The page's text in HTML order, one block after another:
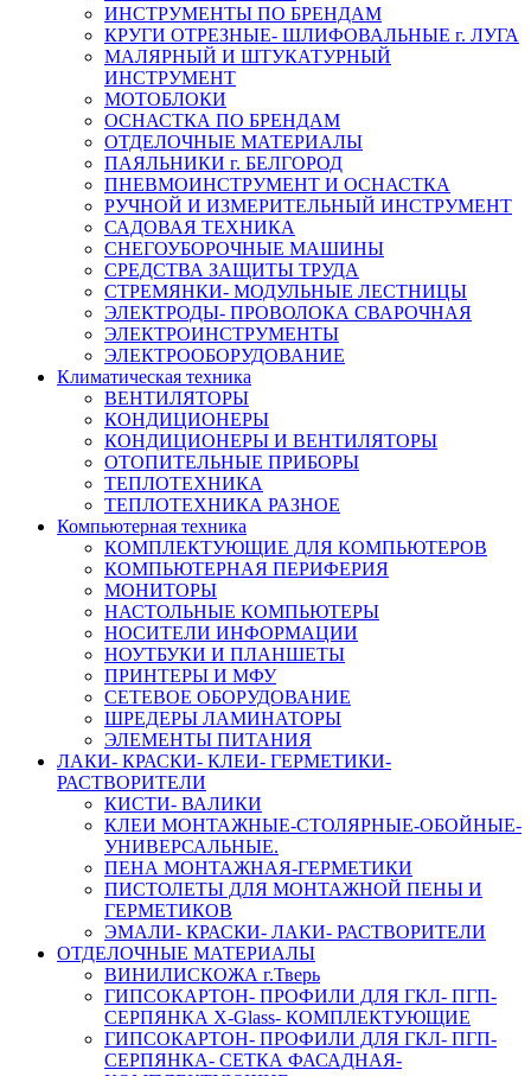
ИНСТРУМЕНТЫ ПО БРЕНДАМ
КРУГИ ОТРЕЗНЫЕ- ШЛИФОВАЛЬНЫЕ г. ЛУГА
МАЛЯРНЫЙ И ШТУКАТУРНЫЙ
ИНСТРУМЕНТ
МОТОБЛОКИ
ОСНАСТКА ПО БРЕНДАМ
ОТДЕЛОЧНЫЕ МАТЕРИАЛЫ
ПАЯЛЬНИКИ г. БЕЛГОРОД
ПНЕВМОИНСТРУМЕНТ И ОСНАСТКА
РУЧНОЙ И ИЗМЕРИТЕЛЬНЫЙ ИНСТРУМЕНТ
САДОВАЯ ТЕХНИКА
СНЕГОУБОРОЧНЫЕ МАШИНЫ
СРЕДСТВА ЗАЩИТЫ ТРУДА
СТРЕМЯНКИ- МОДУЛЬНЫЕ ЛЕСТНИЦЫ
ЭЛЕКТРОДЫ- ПРОВОЛОКА СВАРОЧНАЯ
ЭЛЕКТРОИНСТРУМЕНТЫ
ЭЛЕКТРООБОРУДОВАНИЕ
Климатическая техника
ВЕНТИЛЯТОРЫ
КОНДИЦИОНЕРЫ
КОНДИЦИОНЕРЫ И ВЕНТИЛЯТОРЫ
ОТОПИТЕЛЬНЫЕ ПРИБОРЫ
ТЕПЛОТЕХНИКА
ТЕПЛОТЕХНИКА РАЗНОЕ
Компьютерная техника
КОМПЛЕКТУЮЩИЕ ДЛЯ КОМПЬЮТЕРОВ
КОМПЬЮТЕРНАЯ ПЕРИФЕРИЯ
МОНИТОРЫ
НАСТОЛЬНЫЕ КОМПЬЮТЕРЫ
НОСИТЕЛИ ИНФОРМАЦИИ
НОУТБУКИ И ПЛАНШЕТЫ
ПРИНТЕРЫ И МФУ
СЕТЕВОЕ ОБОРУДОВАНИЕ
ШРЕДЕРЫ ЛАМИНАТОРЫ
ЭЛЕМЕНТЫ ПИТАНИЯ
ЛАКИ- КРАСКИ- КЛЕИ- ГЕРМЕТИКИ-
РАСТВОРИТЕЛИ
КИСТИ- ВАЛИКИ
КЛЕИ МОНТАЖНЫЕ-СТОЛЯРНЫЕ-ОБОЙНЫЕ-
УНИВЕРСАЛЬНЫЕ.
ПЕНА МОНТАЖНАЯ-ГЕРМЕТИКИ
ПИСТОЛЕТЫ ДЛЯ МОНТАЖНОЙ ПЕНЫ И
ГЕРМЕТИКОВ
ЭМАЛИ- КРАСКИ- ЛАКИ- РАСТВОРИТЕЛИ
ОТДЕЛОЧНЫЕ МАТЕРИАЛЫ
ВИНИЛИСКОЖА г.Тверь
ГИПСОКАРТОН- ПРОФИЛИ ДЛЯ ГКЛ- ПГП-
СЕРПЯНКА X-Glass- КОМПЛЕКТУЮЩИЕ
ГИПСОКАРТОН- ПРОФИЛИ ДЛЯ ГКЛ- ПГП-
СЕРПЯНКА- СЕТКА ФАСАДНАЯ-